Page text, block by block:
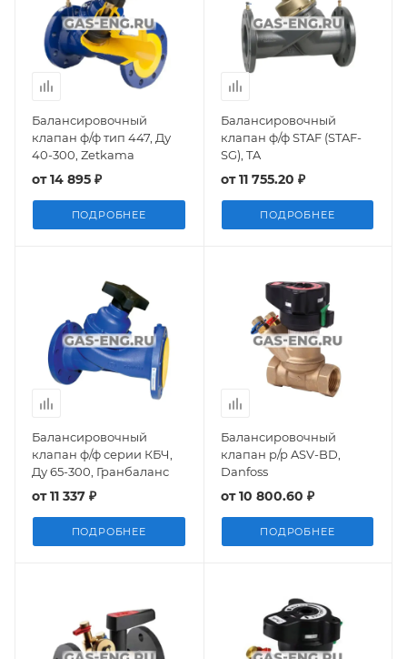
Балансировочный
клапан ф/ф тип 447, Ду
40-300, Zetkama
от14 895 ₽
ПОДРОБНЕЕ
Балансировочный
клапан ф/ф STAF (STAF-
SG), TA
от11 755.20 ₽
ПОДРОБНЕЕ
Балансировочный
клапан ф/ф серии КБЧ,
Ду 65-300, Гранбаланс
от11 337 ₽
ПОДРОБНЕЕ
Балансировочный
клапан р/р ASV-BD,
Danfoss
от10 800.60 ₽
ПОДРОБНЕЕ